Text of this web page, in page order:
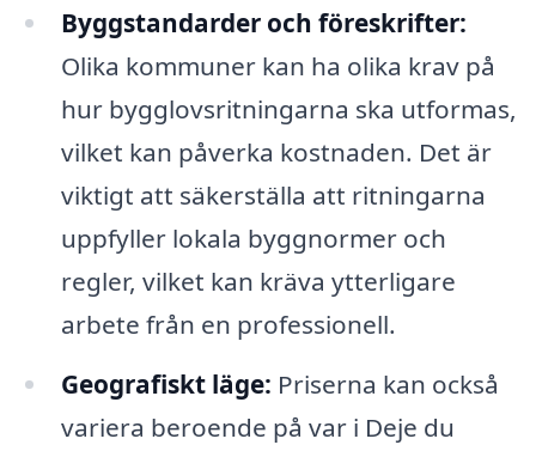
Byggstandarder och föreskrifter:
Olika kommuner kan ha olika krav på
hur bygglovsritningarna ska utformas,
vilket kan påverka kostnaden. Det är
viktigt att säkerställa att ritningarna
uppfyller lokala byggnormer och
regler, vilket kan kräva ytterligare
arbete från en professionell.
Geografiskt läge: Priserna kan också
variera beroende på var i Deje du